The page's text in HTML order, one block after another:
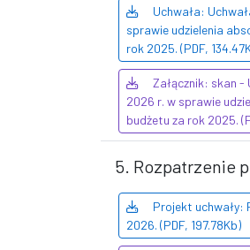
Uchwała:
sprawie udzielenia
rok 2025. (PDF,
Załącznik: skan -
2026 r. w sprawie
budżetu za rok 2025.
5. Rozpatrzenie
Projekt uchwały:
2026. (PDF, 197.78Kb)